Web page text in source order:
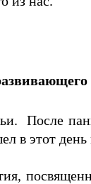
После
в этот день